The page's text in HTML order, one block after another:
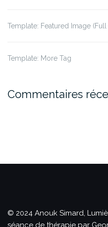
Template: Featured Image
Template: More Tag
Commentaires
© 2024 Anouk Simard,
séance de thérapie par